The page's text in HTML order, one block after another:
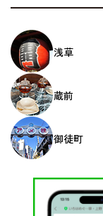
浅草
蔵前
御徒町